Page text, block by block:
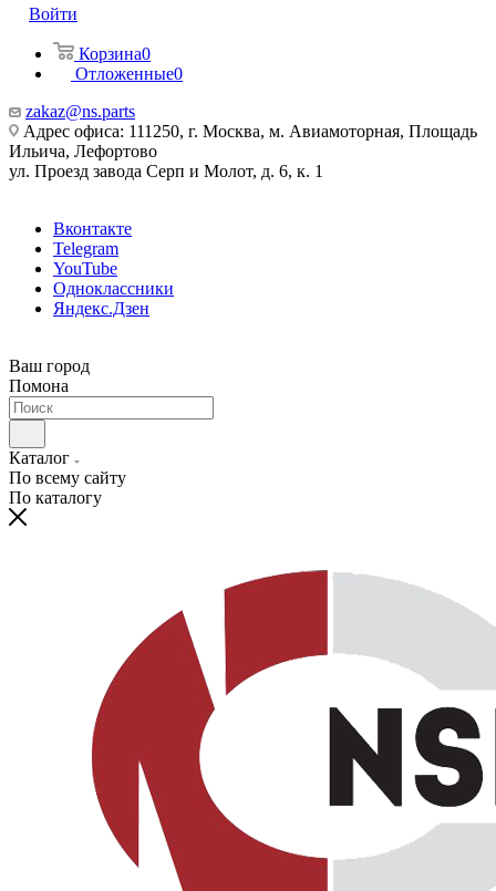
Войти
Корзина0
Отложенные0
zakaz@ns.parts
Адрес офиса: 111250, г. Москва, м. Авиамоторная, Площадь
Ильича, Лефортово
ул. Проезд завода Серп и Молот, д. 6, к. 1
Вконтакте
Telegram
YouTube
Одноклассники
Яндекс.Дзен
Ваш город
Помона
Каталог
По всему сайту
По каталогу